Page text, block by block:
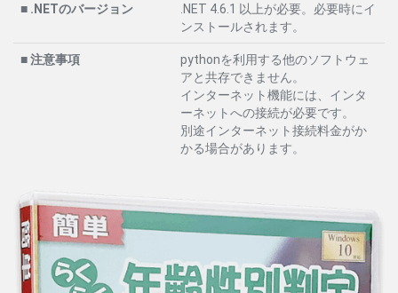
■ .NETのバージョン
.NET 4.6.1 以上が必要。必要時にイ
ンストールされます。
■ 注意事項
pythonを利用する他のソフトウェ
アと共存できません。
インターネット機能には、インタ
ーネットへの接続が必要です。
別途インターネット接続料金がか
かる場合があります。